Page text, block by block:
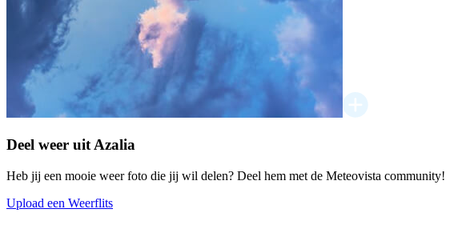
Deel weer uit Azalia
Heb jij een mooie weer foto die jij wil delen? Deel hem met de Meteovista community!
Upload een Weerflits